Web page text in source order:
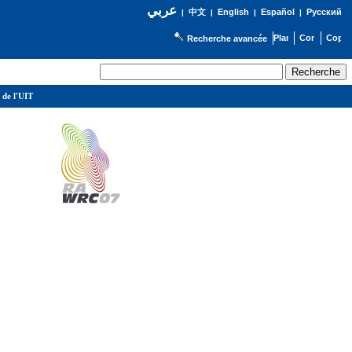
عربي| 中文| English | Español | Русский
Recherche avancée
de l'UIT